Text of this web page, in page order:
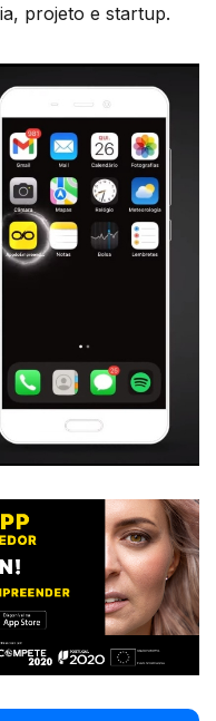
projeto e startup.